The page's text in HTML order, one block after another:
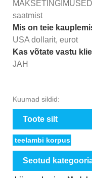
saatmist
Mis on teie
USA dollarit, eurot
Kas võtate vastu
JAH
Kuumad sildid:
Toote silt
teelambi korpus
Seotud